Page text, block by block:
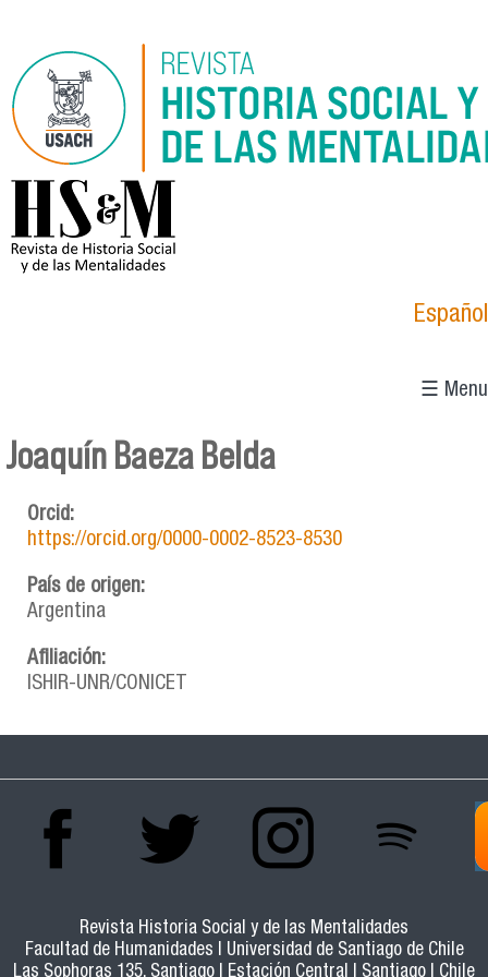
logo_hsm_2021.png
Español
☰ Menu
You are here
Joaquín Baeza Belda
Orcid:
https://orcid.org/0000-0002-8523-8530
País de origen:
Argentina
Afiliación:
ISHIR-UNR/CONICET
Revista Historia Social y de las Mentalidades
Facultad de Humanidades | Universidad de Santiago de Chile
Las Sophoras 135, Santiago | Estación Central | Santiago | Chile